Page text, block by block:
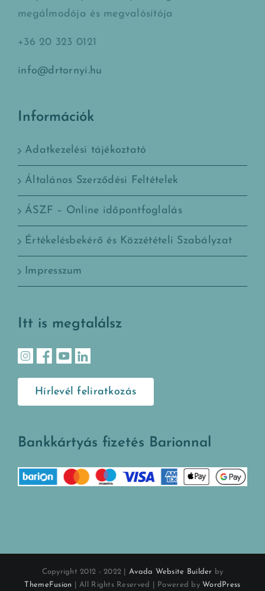
megálmodója és megvalósítója
+36 20 323 0121
info@drtornyi.hu
Információk
Adatkezelési tájékoztató
Általános Szerződési Feltételek
ÁSZF – Online időpontfoglalás
Értékelésbekérő és Közzétételi Szabályzat
Impresszum
Itt is megtalálsz
Hírlevél feliratkozás
Bankkártyás fizetés Barionnal
Copyright 2012 - 2022 | Avada Website Builder by
ThemeFusion | All Rights Reserved | Powered byWordPress